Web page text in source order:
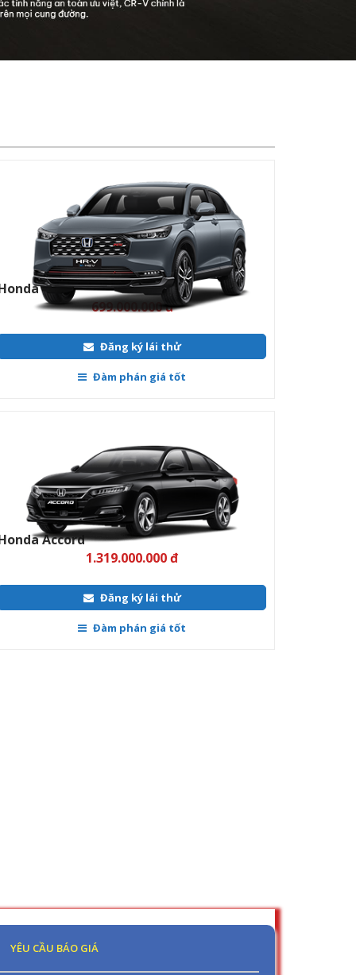
699.000.000 đ
Đăng ký lái thử
Đàm phán giá tốt
1.319.000.000 đ
Đăng ký lái thử
Đàm phán giá tốt